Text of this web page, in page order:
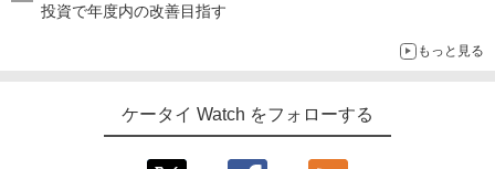
投資で年度内の改善目指す
もっと見る
ケータイ Watch をフォローする